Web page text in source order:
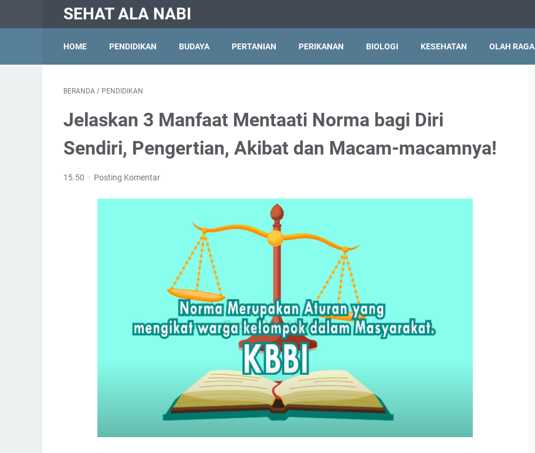
SEHAT ALA NABI
HOME PENDIDIKAN BUDAYA PERTANIAN PERIKANAN BIOLOGI KESEHATAN OLAH RAGA
BERANDA / PENDIDIKAN
Jelaskan 3 Manfaat Mentaati Norma bagi Diri
Sendiri, Pengertian, Akibat dan Macam-macamnya!
15.50 Posting Komentar